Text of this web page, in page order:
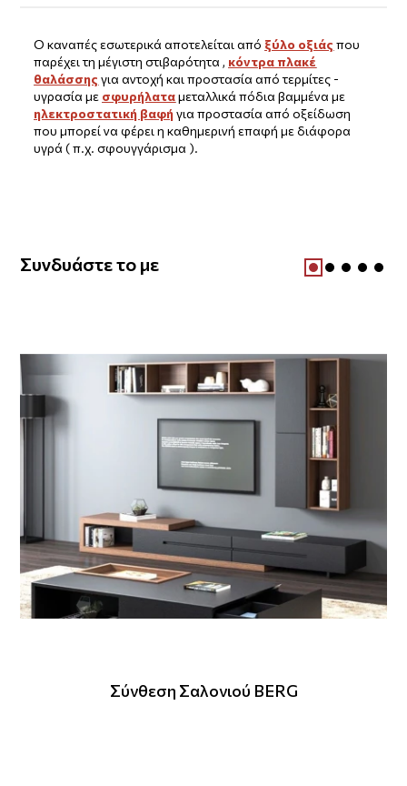
Ο καναπές εσωτερικά αποτελείται από ξύλο οξιάς που
παρέχει τη μέγιστη στιβαρότητα , κόντρα πλακέ
θαλάσσης για αντοχή και προστασία από τερμίτες -
υγρασία με σφυρήλαταμεταλλικά πόδια βαμμένα με
ηλεκτροστατική βαφήγια προστασία από οξείδωση
που μπορεί να φέρει η καθημερινή επαφή με διάφορα
υγρά ( π.χ. σφουγγάρισμα ).
Συνδυάστε το με
Σύνθεση Σαλονιού BERG